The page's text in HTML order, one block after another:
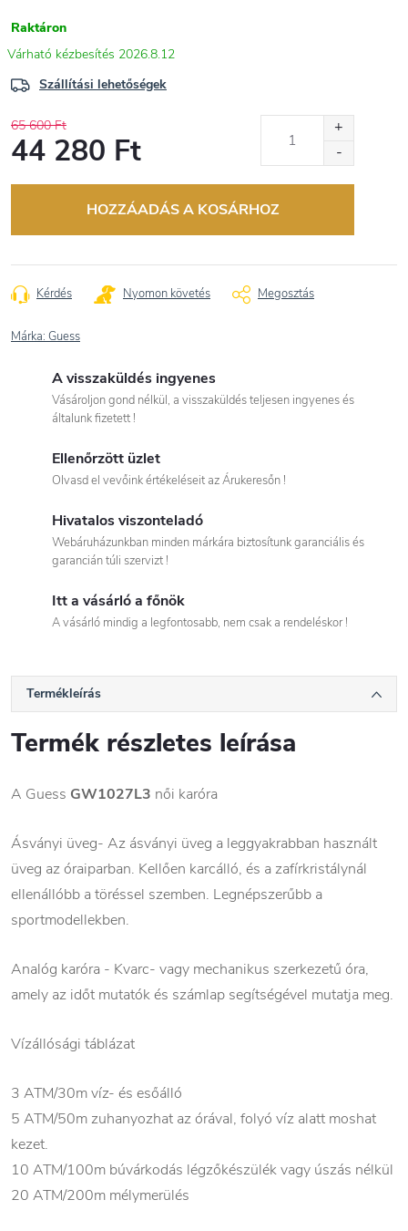
Raktáron
2026.8.12
Szállítási lehetőségek
65 600 Ft
44 280 Ft
HOZZÁADÁS A KOSÁRHOZ
Kérdés Nyomon követés Megosztás
Márka: Guess
A visszaküldés ingyenes
Vásároljon gond nélkül, a visszaküldés teljesen ingyenes és
általunk fizetett !
Ellenőrzött üzlet
Olvasd el vevőink értékeléseit az Árukeresőn !
Hivatalos viszonteladó
Webáruházunkban minden márkára biztosítunk garanciális és
garancián túli szervizt !
Itt a vásárló a főnök
A vásárló mindig a legfontosabb, nem csak a rendeléskor !
Termékleírás
Termék részletes leírása
A Guess GW1027L3 női karóra
Ásványi üveg- Az ásványi üveg a leggyakrabban használt
üveg az óraiparban. Kellően karcálló, és a zafírkristálynál
ellenállóbb a töréssel szemben. Legnépszerűbb a
sportmodellekben.
Analóg karóra - Kvarc- vagy mechanikus szerkezetű óra,
amely az időt mutatók és számlap segítségével mutatja meg.
Vízállósági táblázat
3 ATM/30m víz- és esőálló
5 ATM/50m zuhanyozhat az órával, folyó víz alatt moshat
kezet.
10 ATM/100m búvárkodás légzőkészülék vagy úszás nélkül
20 ATM/200m mélymerülés